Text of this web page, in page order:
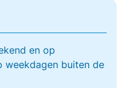
en op
weekdagen buiten de